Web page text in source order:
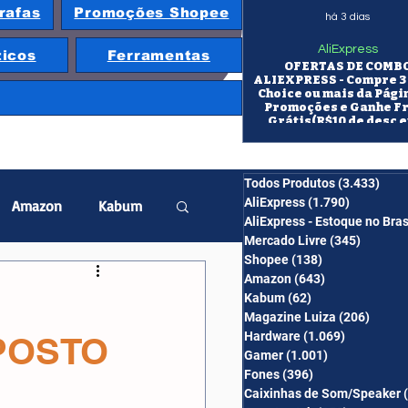
Promoções Shopee
Ferramentas
OFERTAS DE
ALIEXPRESS - Compre
Choice ou mais da
Promoções e Ganhe
Grátis(R$10 de desc
AliExpress
há 3 dias
Amazon Kabum
Projetor
Banggood
Todos Produtos(3.433)
AliExpress(1.790)
AliExpress - Estoque no
Mercado Livre(345)
Shopee(138)
Amazon(643)
Kabum(62)
Magazine Luiza (206)
Hardware(1.069)
Gamer(1.001)
Fones(396)
Caixinhas de Som/Speaker